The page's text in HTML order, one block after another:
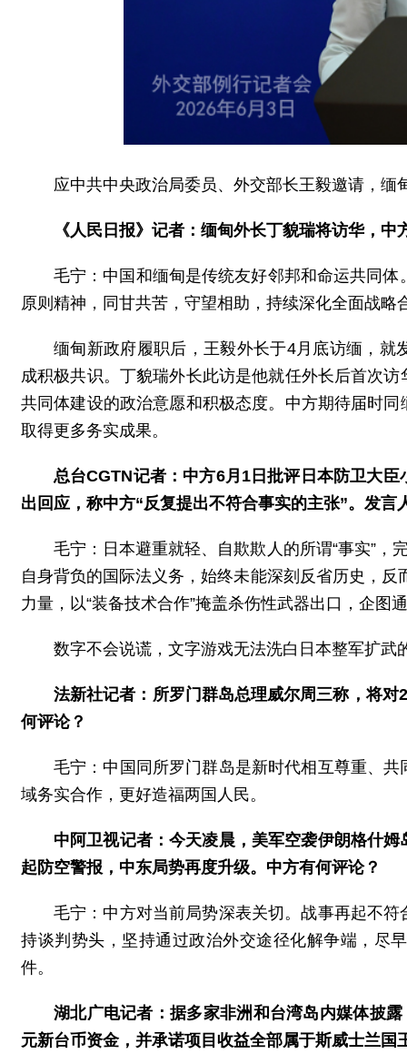
应中共中央政治局委员、外交部长王毅邀请，
《人民日报》记者：缅甸外长丁貌瑞将访华，
毛宁：中国和缅甸是传统友好邻邦和命运共同
原则精神，同甘共苦，守望相助，持续深化全面战
缅甸新政府履职后，王毅外长于4月底访缅，
成积极共识。丁貌瑞外长此访是他就任外长后首次
共同体建设的政治意愿和积极态度。中方期待届时
取得更多务实成果。
总台CGTN记者：中方6月1日批评日本防卫大
出回应，称中方“反复提出不符合事实的主张”。发言
毛宁：日本避重就轻、自欺欺人的所谓“事实”，
自身背负的国际法义务，始终未能深刻反省历史，反
力量，以“装备技术合作”掩盖杀伤性武器出口，企图
数字不会说谎，文字游戏无法洗白日本整军扩
法新社记者：所罗门群岛总理威尔周三称，将
何评论？
毛宁：中国同所罗门群岛是新时代相互尊重、
域务实合作，更好造福两国人民。
中阿卫视记者：今天凌晨，美军空袭伊朗格什
起防空警报，中东局势再度升级。中方有何评论？
毛宁：中方对当前局势深表关切。战事再起不
持谈判势头，坚持通过政治外交途径化解争端，尽
件。
湖北广电记者：据多家非洲和台湾岛内媒体披
元新台币资金，并承诺项目收益全部属于斯威士兰